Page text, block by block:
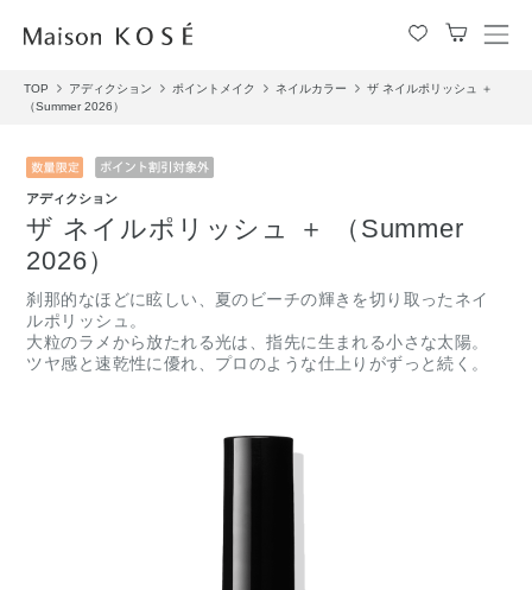
メ
TOP アディクション ポイントメイク ネイルカラー
ザ ネイルポリッシュ ＋
（Summer 2026）
アディクション
ザ ネイルポリッシュ ＋ （Summer
2026）
刹那的なほどに眩しい、夏のビーチの輝きを切り取ったネイ
ルポリッシュ。
大粒のラメから放たれる光は、指先に生まれる小さな太陽。
ツヤ感と速乾性に優れ、プロのような仕上りがずっと続く。